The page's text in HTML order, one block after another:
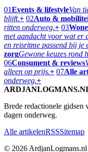
01Events & lifestyleVan
blijft.+ 02Auto &
ritten onderweg.+ 03
met aandacht voor wat er
en reisritme passend bij je
zorgGewone keuzes rond
06Consument & reviews
alleen op prijs.+ 07Alle
onderweg.+
Brede redactionele gidsen
dagen onderweg.
Alle artikelenRSSSitemap
© 2026 ArdjanLogmans.nl